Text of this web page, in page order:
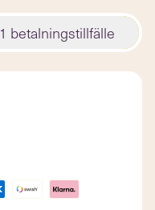
1 betalningstillfälle